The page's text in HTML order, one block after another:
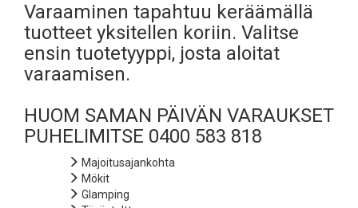
Varaaminen tapahtuu keräämällä
tuotteet yksitellen koriin. Valitse
ensin tuotetyyppi, josta aloitat
varaamisen.
HUOM SAMAN PÄIVÄN VARAUKSET
PUHELIMITSE 0400 583 818
Majoitusajankohta
Mökit
Glamping